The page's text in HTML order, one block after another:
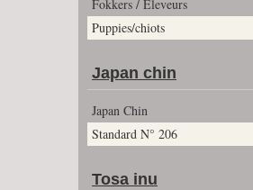
Fokkers / Eleveurs
Puppies/chiots
Japan chin
Japan Chin
Standard N° 206
Tosa inu